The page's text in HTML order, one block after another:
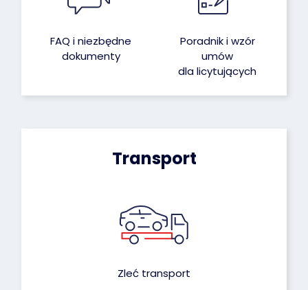
FAQ i niezbędne
dokumenty
Poradnik i wzór
umów
dla licytujących
Transport
Zleć transport